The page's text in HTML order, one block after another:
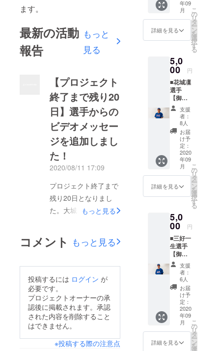
ます。
最新の活動
報告
もっと
見る
【プロジェクト
終了まで残り20
日】選手からの
ビデオメッセー
ジを追加しまし
た！
2020/08/11 17:09
プロジェクト終了まで
残り20日となりまし
た。大城駿斗選手、浅
セージをご覧くださ
ます。
もっと見る
コメント もっと見る
投稿するには ログイン が
必要です。
プロジェクトオーナーの承
認後に掲載されます。承認
された内容を削除すること
はできません。
※投稿する際の注意点
いいた
しま
す。 以
下、ご
ます。
※マフ
ラータ
オルの
デザイ
ンは変
更の可
能性も
ござい
ます。
いたし
ます。
大城駿
斗選手
ラータ
オルで
琉球ブ
ルー
オー
シャン
ズを応
援した
いとい
う方は
こちら
よりご
支援を
よろし
くお願
いいた
しま
お願い
いたし
※マフ
ラータ
オルの
デザイ
ンは変
更の可
能性も
ござい
ます。
森颯馬
選手の
サイン
入り御
礼手紙
をメー
らせて
いただ
くのに
加え、
森颯馬
選手の
オリジ
ナルマ
フラー
タオル
をお送
りいた
しま
す。 森
颯馬選
手のオ
リジナ
琉球ブ
ルー
オー
シャン
ズを応
援した
いとい
う方は
こちら
よりご
支援を
よろし
くお願
いいた
しま
す。 以
下、ご
年09
月
詳細を見る
こ
の
リ
タ
ー
ン
を
選
択
す
る
5,0
00 円
■花城凜
選手
【御礼
手紙＋
花城凜
選手オ
リジナ
ルマフ
ラータ
オル】
花城凜
選手の
サイン
入り御
礼手紙
をメー
らせて
いただ
くのに
加え、
花城凜
選手の
オリジ
ナルマ
フラー
タオル
をお送
りいた
しま
す。 花
城凜選
手のオ
リジナ
支援
者：
8人
お届
け予
定：
2020
年09
月
詳細を見る
こ
の
リ
タ
ー
ン
を
選
択
す
る
5,0
00 円
■三好一
生選手
【御礼
手紙＋
三好一
生選手
オリジ
ナルマ
フラー
タオ
ル】 ※
マフ
ラータ
オルの
イメー
支援
者：
6人
お届
け予
定：
2020
年09
月
詳細を見る
こ
の
リ
タ
ー
ン
を